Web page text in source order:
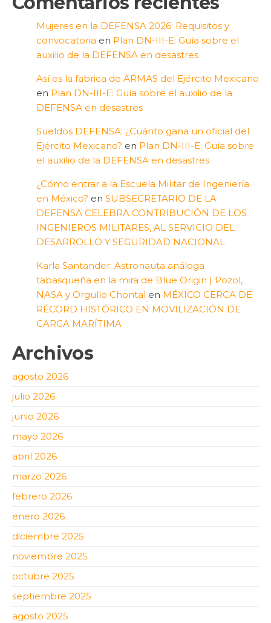
Mujeres en la DEFENSA 2026: Requisitos y
convocatoria en Plan DN-III-E: Guía sobre el
auxilio de la DEFENSA en desastres
Así es la fabrica de ARMAS del Ejército Mexicano
en Plan DN-III-E: Guía sobre el auxilio de la
DEFENSA en desastres
Sueldos DEFENSA: ¿Cuánto gana un oficial del
Ejército Mexicano? en Plan DN-III-E: Guía sobre
el auxilio de la DEFENSA en desastres
¿Cómo entrar a la Escuela Militar de Ingeniería
en México? en SUBSECRETARIO DE LA
DEFENSA CELEBRA CONTRIBUCIÓN DE LOS
INGENIEROS MILITARES, AL SERVICIO DEL
DESARROLLO Y SEGURIDAD NACIONAL
Karla Santander: Astronauta análoga
tabasqueña en la mira de Blue Origin | Pozol,
NASA y Orgullo Chontal en MÉXICO CERCA DE
RÉCORD HISTÓRICO EN MOVILIZACIÓN DE
CARGA MARÍTIMA
Archivos
agosto 2026
julio 2026
junio 2026
mayo 2026
abril 2026
marzo 2026
febrero 2026
enero 2026
diciembre 2025
noviembre 2025
octubre 2025
septiembre 2025
agosto 2025